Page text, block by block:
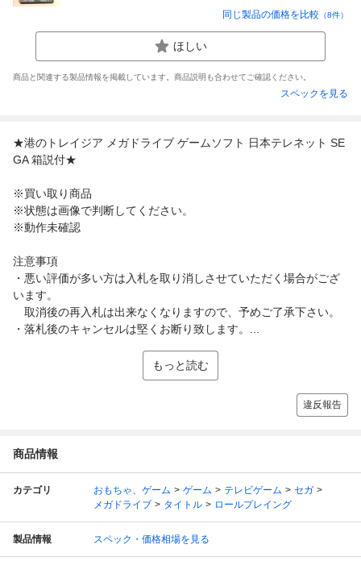
同じ製品の価格を比較 （8件）
ほしい
商品と関連する製品情報を掲載しています。商品説明も合わせてご確認ください。
スペックを見る
★港のトレイジア メガドライブ ゲームソフト 日本テレネット SE
GA 箱説付★
※買い取り商品
※状態は画像で判断してください。
※動作未確認
注意事項
・悪い評価が多い方は入札を取り消しさせていただく場合がござ
います。
取消後の再入札は出来なくなりますので、予めご了承下さい。
・落札後のキャンセルは堅くお断り致します。...
もっと読む
違反報告
商品情報
カテゴリ おもちゃ、ゲーム ゲーム テレビゲーム
セガ
メガドライブ
タイトル ロールプレイング
製品情報 スペック・価格相場を見る